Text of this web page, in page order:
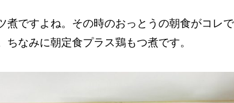
煮ですよね。その時のおっとうの朝食がコレ
ちなみに朝定食プラス鶏もつ煮です。